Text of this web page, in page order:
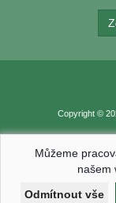
Copyright ©
Můžeme
našem